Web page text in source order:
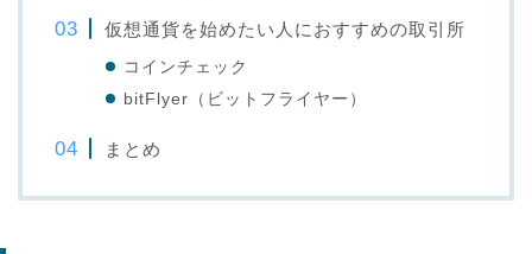
仮想通貨を始めたい人におすすめの取引所
コインチェック
bitFlyer（ビットフライヤー）
まとめ